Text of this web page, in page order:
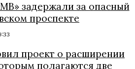
задержали за опасный
проспекте
проект о расширении
полагаются две